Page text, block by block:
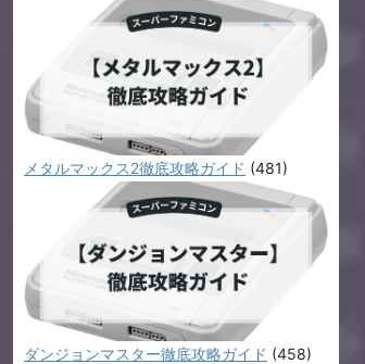
メタルマックス2徹底攻略ガイド (481)
ダンジョンマスター徹底攻略ガイド (458)